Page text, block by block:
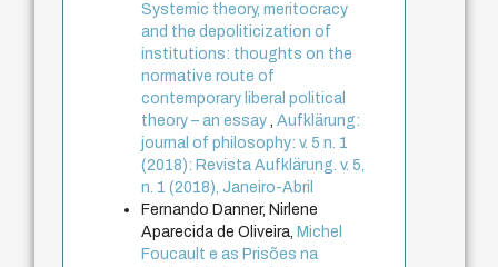
Systemic theory, meritocracy
and the depoliticization of
institutions: thoughts on the
normative route of
contemporary liberal political
theory – an essay,Aufklärung:
journal of philosophy: v. 5 n. 1
(2018): Revista Aufklärung. v. 5,
n. 1 (2018), Janeiro-Abril
Fernando Danner, Nirlene
Aparecida de Oliveira, Michel
Foucault e as Prisões na